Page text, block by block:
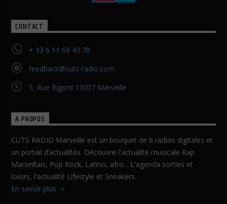
CONTACT
+ 33 6 11 68 43 78
feedback@cuts-radio.com
5, Rue Rigord 13007 Marseille
À PROPOS
CUTS RADIO Marseille est un bouquet de 6 radios digitales et
un portail d’actualités. Découvre l'actualité musicale Rap
Marseillais, Pop Rock, Latino, afro... L'agenda sorties et
loisirs, l'actualité Lifestyle et Sneakers.
En savoir plus